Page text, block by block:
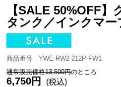
【SALE 50%OFF
タンク／インクマー
商品番号 YWE-RW2-212P-FW1
通常販売価格13,500円のところ
6,750円 (税込)